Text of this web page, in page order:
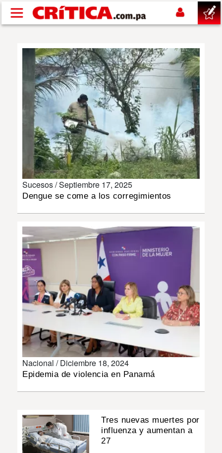
Pasar al contenido principal
SUCESOS
NACIONAL
POLÍTICA
DEPORTES
MUNDO
INSÓLITAS
MULTIMEDIA
IMPRESO
Sucesos /Septiembre 17, 2025
Dengue se come a los corregimientos
Nacional /Diciembre 18, 2024
Epidemia de violencia en Panamá
Tres nuevas muertes por
influenza y aumentan a
27